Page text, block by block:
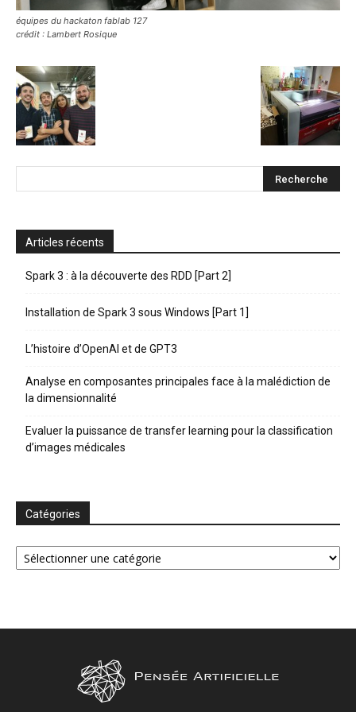
équipes du hackaton fablab 127
crédit : Lambert Rosique
Articles récents
Spark 3 : à la découverte des RDD [Part 2]
Installation de Spark 3 sous Windows [Part 1]
L’histoire d’OpenAI et de GPT3
Analyse en composantes principales face à la malédiction de
la dimensionnalité
Evaluer la puissance de transfer learning pour la classification
d’images médicales
Catégories
Catégories